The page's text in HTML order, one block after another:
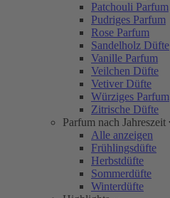
Patchouli Parfum
Pudriges Parfum
Rose Parfum
Sandelholz Düfte
Vanille Parfum
Veilchen Düfte
Vetiver Düfte
Würziges Parfum
Zitrische Düfte
Parfum nach Jahreszeit
Alle anzeigen
Frühlingsdüfte
Herbstdüfte
Sommerdüfte
Winterdüfte